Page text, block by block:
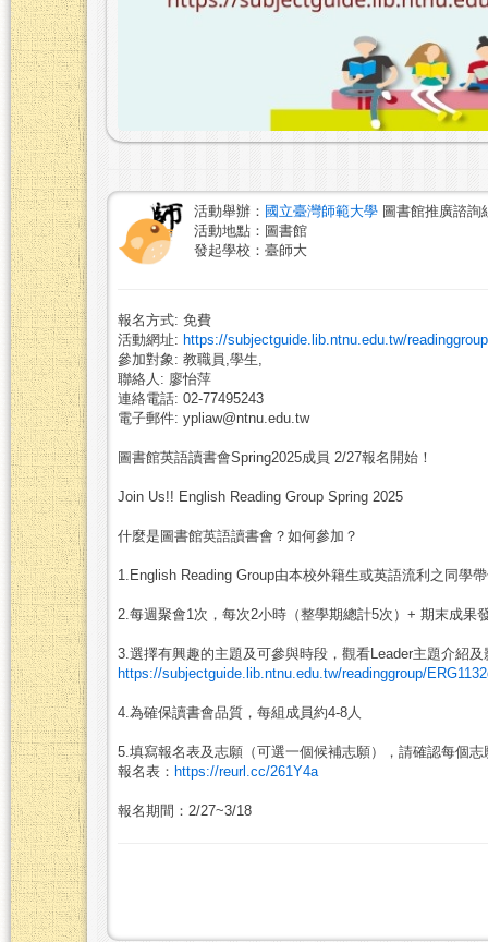
活動舉辦： 國立臺灣師範大學 圖書館推廣諮詢
活動地點：圖書館
發起學校：臺師大
報名方式: 免費
活動網址: https://subjectguide.lib.ntnu.edu.tw/
參加對象: 教職員,學生,
聯絡人: 廖怡萍
連絡電話: 02-77495243
電子郵件: ypliaw@ntnu.edu.tw
圖書館英語讀書會Spring2025成員 2/27報名開始！
Join Us!! English Reading Group Spring 2025
什麼是圖書館英語讀書會？如何參加？
1.English Reading Group由本校外籍生或英語流利之同學
2.每週聚會1次，每次2小時（整學期總計5次）+ 期末成果
3.選擇有興趣的主題及可參與時段，觀看Leader主題介紹及
https://subjectguide.lib.ntnu.edu.tw/readinggroup/
4.為確保讀書會品質，每組成員約4-8人
5.填寫報名表及志願（可選一個候補志願），請確認每個
報名表： https://reurl.cc/261Y4a
報名期間：2/27~3/18